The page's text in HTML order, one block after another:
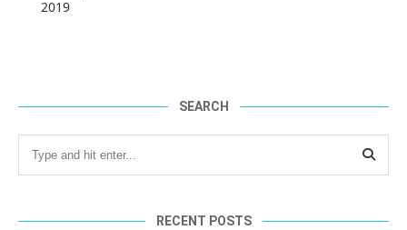
2019
SEARCH
RECENT POSTS